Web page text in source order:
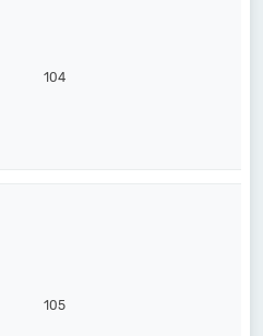
104
105